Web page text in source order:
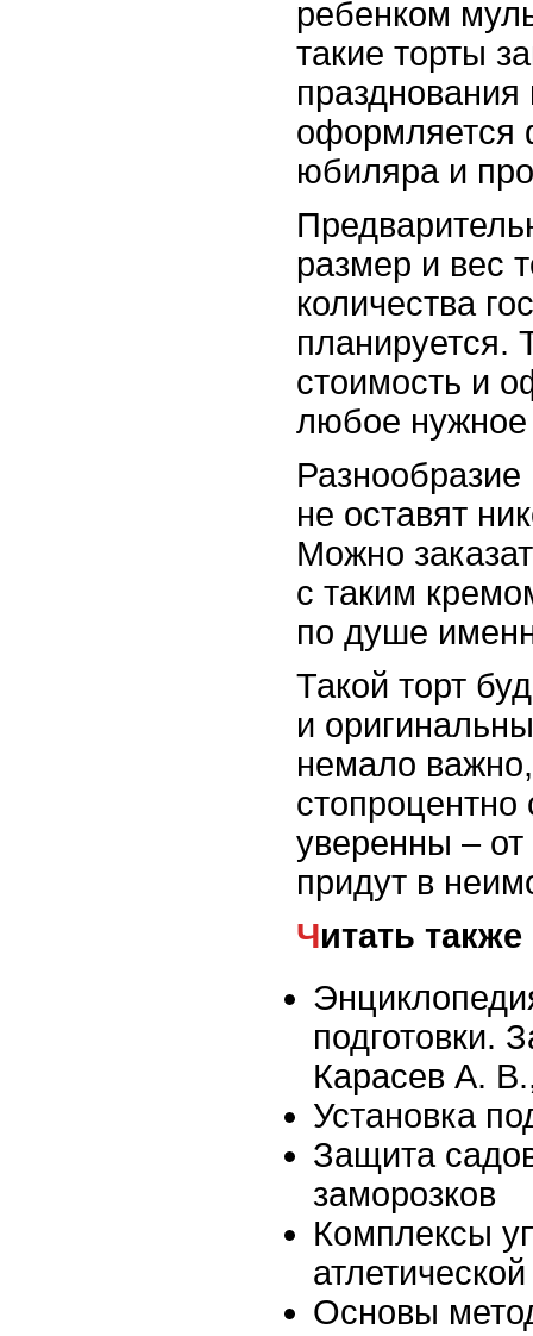
ребенком
такие торты
оформляется
юбиляра и
размер и вес
количества
планируется.
стоимость и
любое
Разнообразие
не оставят
Можно
с таким
по душе
Такой торт
и
немало
стопроцентно
уверенны – от
придут в
Читать также
подготовки.
Карасев А.
Установка
Защита
заморозков
Комплексы
Основы